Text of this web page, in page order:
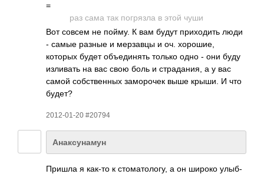
=
раз сама так погр­язла в этой чуши
Вот совсем не пойму. К вам будут прих­одить люди
- самые разные и мерз­авцы и оч. хоро­шие,
которых будет объе­динять только одно - они буду
изли­вать на вас свою боль и стра­дания, а у вас
самой собс­твен­ных замо­рочек выше крыши. И что
будет?
2012-01-20 #20794
Анаксунамун
Пришла я как-то к стом­атол­огу, а он широко улыб­